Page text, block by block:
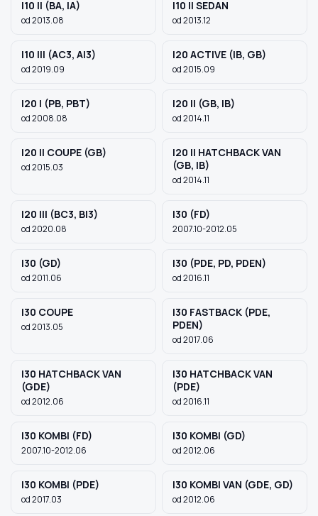
I10 II (BA, IA)
od 2013.08
I10 II SEDAN
od 2013.12
I10 III (AC3, AI3)
od 2019.09
I20 ACTIVE (IB, GB)
od 2015.09
I20 I (PB, PBT)
od 2008.08
I20 II (GB, IB)
od 2014.11
I20 II COUPE (GB)
od 2015.03
I20 II HATCHBACK VAN
(GB, IB)
od 2014.11
I20 III (BC3, BI3)
od 2020.08
I30 (FD)
2007.10-2012.05
I30 (GD)
od 2011.06
I30 (PDE, PD, PDEN)
od 2016.11
I30 COUPE
od 2013.05
I30 FASTBACK (PDE,
PDEN)
od 2017.06
I30 HATCHBACK VAN
(GDE)
od 2012.06
I30 HATCHBACK VAN
(PDE)
od 2016.11
I30 KOMBI (FD)
2007.10-2012.06
I30 KOMBI (GD)
od 2012.06
I30 KOMBI (PDE)
od 2017.03
I30 KOMBI VAN (GDE, GD)
od 2012.06